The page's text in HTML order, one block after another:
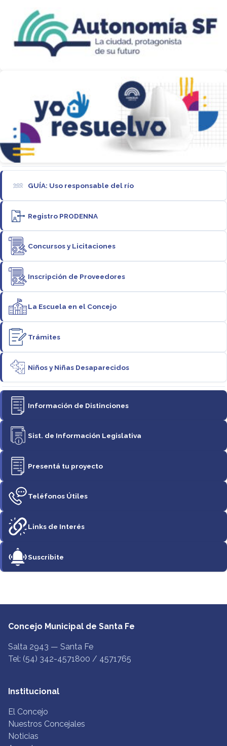
GUÍA: Uso responsable del río
Registro PRODENNA
Concursos y Licitaciones
Inscripción de Proveedores
La Escuela en el Concejo
Trámites
Niños y Niñas Desaparecidos
Información de Distinciones
Sist. de Información Legislativa
Presentá tu proyecto
Teléfonos Útiles
Links de Interés
Suscribite
Concejo Municipal de Santa Fe
Salta 2943 — Santa Fe
Tel: (54) 342-4571800 / 4571765
Institucional
El Concejo
Nuestros Concejales
Noticias